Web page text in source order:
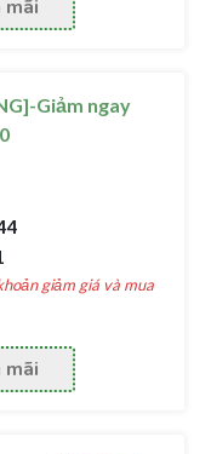
Giảm ngay
giảm giá và mua